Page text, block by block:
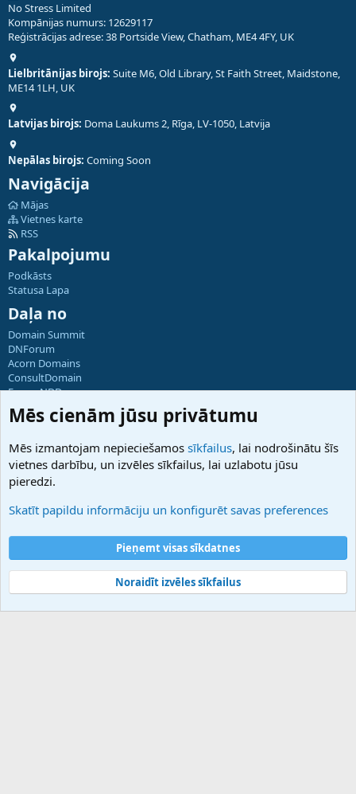
No Stress Limited
Kompānijas numurs: 12629117
Reģistrācijas adrese: 38 Portside View, Chatham, ME4 4FY, UK
Lielbritānijas birojs: Suite M6, Old Library, St Faith Street, Maidstone,
ME14 1LH, UK
Latvijas birojs: Doma Laukums 2, Rīga, LV-1050, Latvija
Nepālas birojs: Coming Soon
Navigācija
Mājas
Vietnes karte
RSS
Pakalpojumu
Podkāsts
Statusa Lapa
Daļa no
Domain Summit
DNForum
Acorn Domains
ConsultDomain
ForumNDD
Domainforum.ro
27.be
Hostmaria
Atbalsts
Palīdzība
Noteikumi un nosacījumi
Privātuma politika
Community platform by XenForo® © 2010-2025 XenForo Ltd.
Mēs cienām jūsu privātumu
Mēs izmantojam nepieciešamos sīkfailus, lai nodrošinātu šīs
vietnes darbību, un izvēles sīkfailus, lai uzlabotu jūsu
pieredzi.
Skatīt papildu informāciju un konfigurēt savas preferences
Pieņemt visas sīkdatnes
Noraidīt izvēles sīkfailus